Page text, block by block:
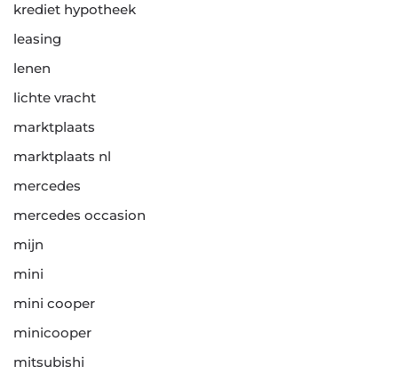
krediet hypotheek
leasing
lenen
lichte vracht
marktplaats
marktplaats nl
mercedes
mercedes occasion
mijn
mini
mini cooper
minicooper
mitsubishi